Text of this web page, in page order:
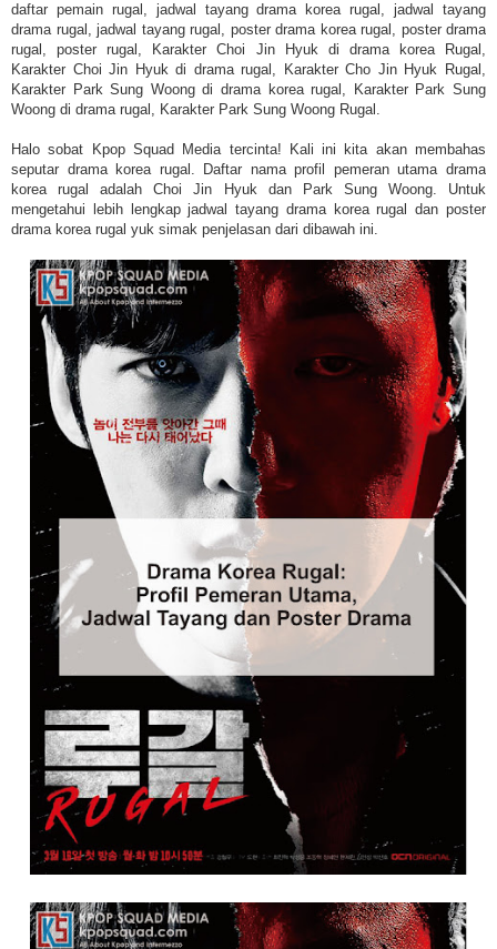
daftar pemain rugal, jadwal tayang drama korea rugal, jadwal tayang
drama rugal, jadwal tayang rugal, poster drama korea rugal, poster drama
rugal, poster rugal, Karakter Choi Jin Hyuk di drama korea Rugal,
Karakter Choi Jin Hyuk di drama rugal, Karakter Cho Jin Hyuk Rugal,
Karakter Park Sung Woong di drama korea rugal, Karakter Park Sung
Woong di drama rugal, Karakter Park Sung Woong Rugal.
Halo sobat Kpop Squad Media tercinta! Kali ini kita akan membahas
seputar drama korea rugal. Daftar nama profil pemeran utama drama
korea rugal adalah Choi Jin Hyuk dan Park Sung Woong. Untuk
mengetahui lebih lengkap jadwal tayang drama korea rugal dan poster
drama korea rugal yuk simak penjelasan dari dibawah ini.